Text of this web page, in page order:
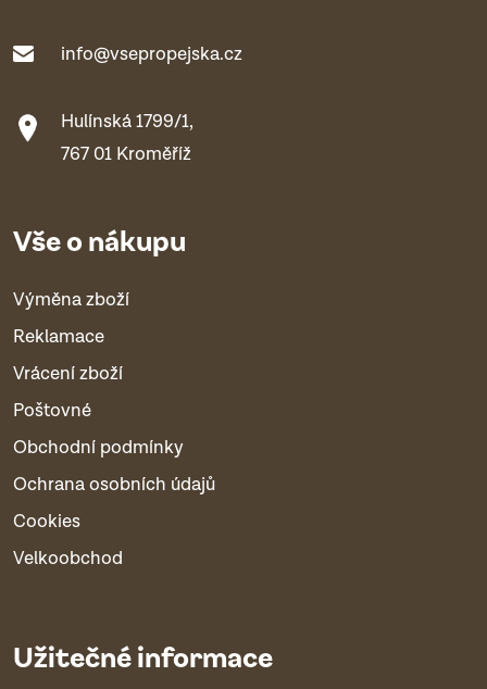
info@vsepropejska.cz
Hulínská 1799/1,
767 01 Kroměříž
Vše o nákupu
Výměna zboží
Reklamace
Vrácení zboží
Poštovné
Obchodní podmínky
Ochrana osobních údajů
Cookies
Velkoobchod
Užitečné informace